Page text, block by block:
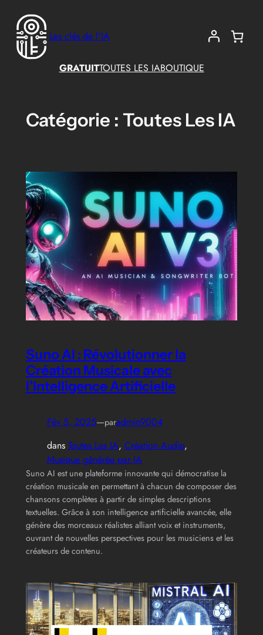
contenu
Les clés de l'IA
GRATUITTOUTES LES IABOUTIQUE
Catégorie : Toutes Les IA
Suno AI : Révolutionner la
Création Musicale avec
l’Intelligence Artificielle
Fév 5, 2025—paradmin9004
dans Toutes Les IA, Création Audio
Musique générée par IA
Suno AI est une plateforme innovante qui démocratise la
création musicale en permettant à chacun de composer des
chansons complètes à partir de simples descriptions
textuelles. Grâce à son intelligence artificielle avancée, elle
génère des morceaux réalistes alliant voix et instruments,
ouvrant de nouvelles perspectives pour les musiciens et les
créateurs de contenu.